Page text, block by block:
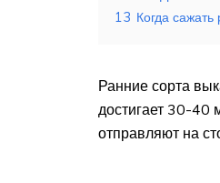
13 Когда сажать
Ранние сорта
достигает 30-40
отправляют на